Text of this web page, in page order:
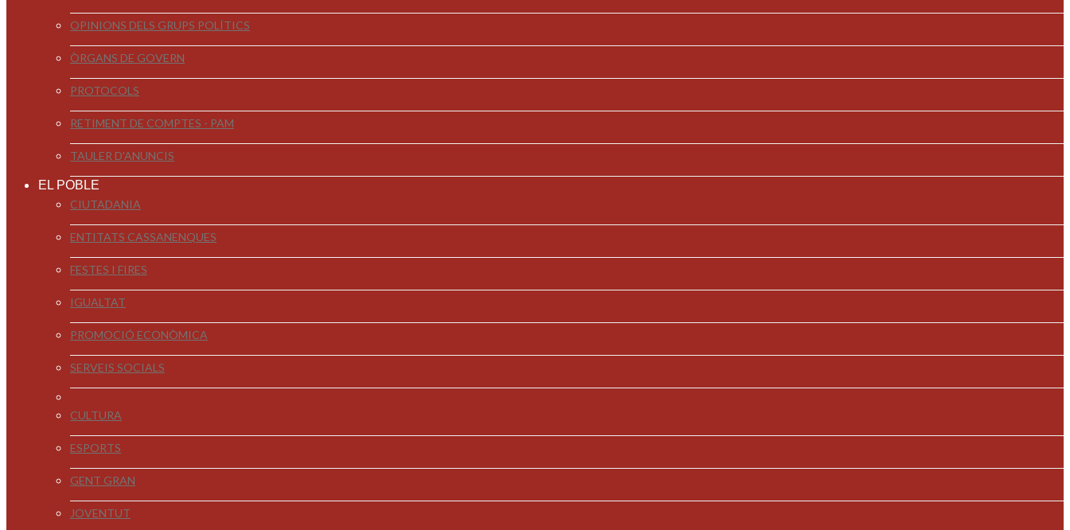
OPINIONS DELS GRUPS POLÍTICS
ÒRGANS DE GOVERN
PROTOCOLS
RETIMENT DE COMPTES - PAM
TAULER D'ANUNCIS
EL POBLE
CIUTADANIA
ENTITATS CASSANENQUES
FESTES I FIRES
IGUALTAT
PROMOCIÓ ECONÒMICA
SERVEIS SOCIALS
CULTURA
ESPORTS
GENT GRAN
JOVENTUT